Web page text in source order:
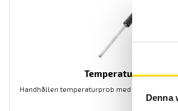
Denna
Temperaturgivare
Handhållen temperaturprob med USB